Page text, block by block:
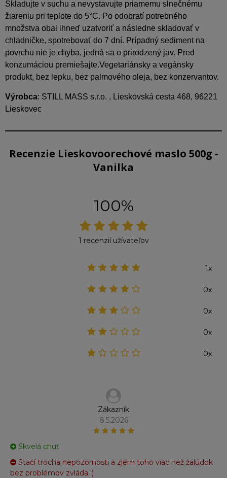
Skladujte v suchu a nevystavujte priamemu slnečnému
žiareniu pri teplote do 5°C. Po odobratí potrebného
množstva obal ihneď uzatvoriť a následne skladovať v
chladničke, spotrebovať do 7 dní. Prípadný sediment na
povrchu nie je chyba, jedná sa o prirodzený jav. Pred
konzumáciou premiešajte.Vegetariánsky a vegánsky
produkt, bez lepku, bez palmového oleja, bez konzervantov.
Výrobca: STILL MASS s.r.o. , Lieskovská cesta 468, 96221
Lieskovec
Recenzie Lieskovoorechové maslo 500g -
Vanilka
100%
1 recenzií užívateľov
1x
0x
0x
0x
0x
Zákazník
8.5.2026
Skvelá chuť
Stačí trocha nepozornosti a zjem toho viac než žalúdok
bez problémov zvláda :)